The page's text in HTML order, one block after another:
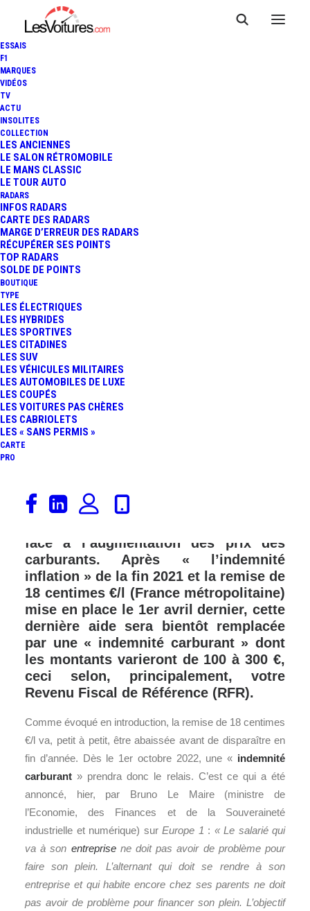
ESSAIS
F1
MARQUES
VIDÉOS
TV
ACTU
INSOLITES
COLLECTION
LES ANCIENNES
LE SALON RÉTROMOBILE
LE MANS CLASSIC
LE TOUR AUTO
RADARS
INFOS RADARS
CARTE DES RADARS
MARGE D’ERREUR DES RADARS
RÉCUPÉRER SES POINTS
TOP RADARS
SOLDE DE POINTS
BOUTIQUE
TYPE
LES ÉLECTRIQUES
LES HYBRIDES
LES SPORTIVES
LES CITADINES
LES SUV
LES VÉHICULES MILITAIRES
LES AUTOMOBILES DE LUXE
LES COUPÉS
LES VOITURES PAS CHÈRES
LES CABRIOLETS
LES « SANS PERMIS »
CARTE
PRO
INDEMNITÉ CARBURANT : DE
100 À 300 € À PARTIR
3 Minutes
Depuis de nombreuses semaines, le
gouvernement planche sur une
face à l’augmentation des prix des
carburants. Après « l’indemnité
inflation » de la fin 2021 et la remise de
18 centimes €/l (France métropolitaine)
mise en place le 1er avril dernier, cette
dernière aide sera bientôt remplacée
par une « indemnité carburant » dont
les montants varieront de 100 à 300 €,
ceci selon, principalement, votre
Revenu Fiscal de Référence (RFR).
Comme évoqué en introduction, la remise de 18 centimes
€/l va, petit à petit, être abaissée avant de disparaître en
fin d’année. Dès le 1er octobre 2022, une « indemnité
carburant » prendra donc le relais. C’est ce qui a été
annoncé, hier, par Bruno Le Maire (ministre de
l’Economie, des Finances et de la Souveraineté
industrielle et numérique) sur Europe 1 : « Le salarié qui
va à son entreprisene doit pas avoir de problème pour
faire son plein. L’alternant qui doit se rendre à son
entreprise et qui habite encore chez ses parents ne doit
pas avoir de problème pour financer son plein. L’objectif